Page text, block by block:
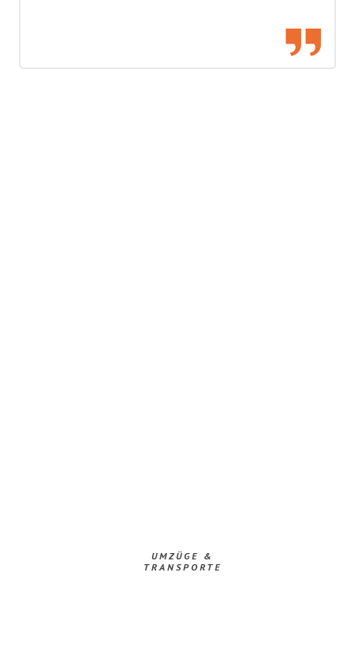
UMZÜGE &
TRANSPORTE